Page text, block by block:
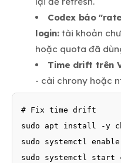
Codex báo
login:tài khoản
hoặc quota đã
Time drift trên
- cài chrony hoặc
# Fix time drift
sudo apt install -y
sudo systemctl
sudo systemctl start